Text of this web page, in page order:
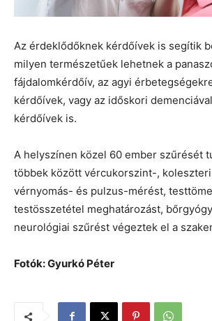
Az érdeklődőknek kérdőívek is segítik
milyen természetűek lehetnek a
fájdalomkérdőív, az agyi
kérdőívek, vagy az időskori
kérdőívek is.
A helyszínen közel 60 ember szűrését
többek között vércukorszint-,
vérnyomás- és pulzus-mérést,
testösszetétel meghatározást,
neurológiai szűrést végeztek el a
Fotók: Gyurkó Péter